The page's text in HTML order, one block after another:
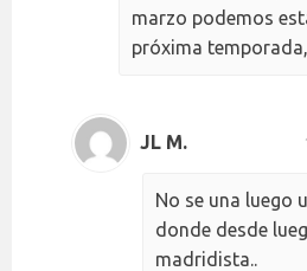
marzo podemos
próxima temporada,
JL M.
No se una luego
donde desde
madridista..